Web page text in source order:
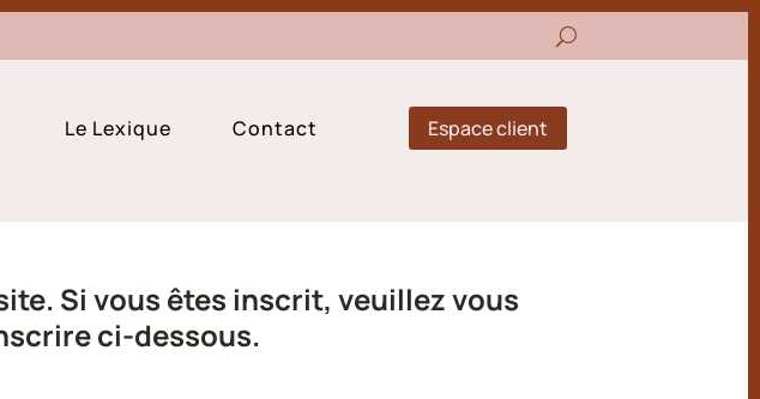
Le Lexique Contact Espace client
Si vous êtes inscrit, veuillez vous
ci-dessous.